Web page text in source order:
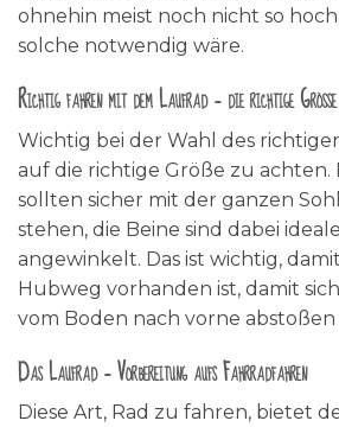
ohnehin meist noch nicht so
solche notwendig wäre.
Richtig fahren mit dem Laufrad – die richtige
Wichtig bei der Wahl des
auf die richtige Größe zu achten.
sollten sicher mit der ganzen
stehen, die Beine sind dabei
angewinkelt. Das ist wichtig,
Hubweg vorhanden ist, damit
vom Boden nach vorne
Das Laufrad – Vorbereitung aufs Fahrradfahren
Diese Art, Rad zu fahren, bietet